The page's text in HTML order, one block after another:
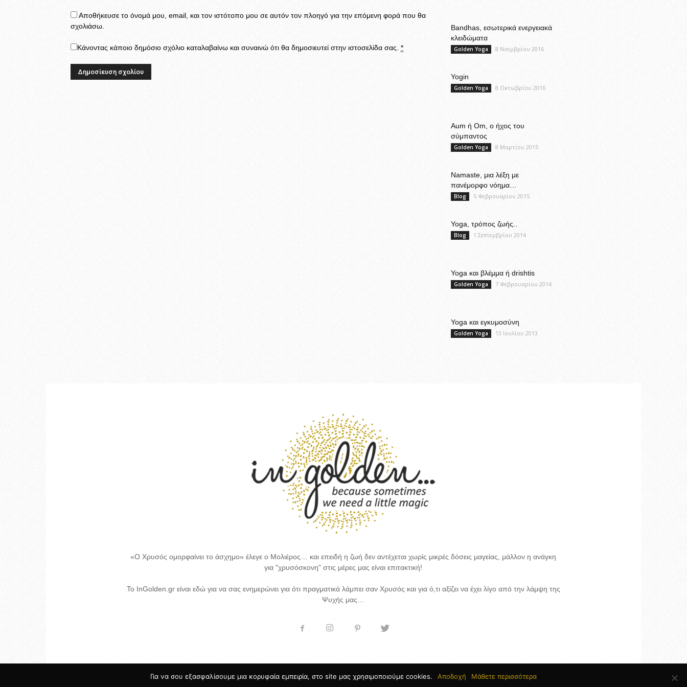
Αποθήκευσε το όνομά μου, email, και τον ιστότοπο μου σε αυτόν τον πλοηγό για την επόμενη φορά που θα
σχολιάσω.
Κάνοντας κάποιο δημόσιο σχόλιο καταλαβαίνω και συναινώ ότι θα δημοσιευτεί στην ιστοσελίδα σας. *
Bandhas, εσωτερικά ενεργειακά
κλειδώματα
Golden Yoga 8 Νοεμβρίου 2016
Yogin
Golden Yoga 8 Οκτωβρίου 2016
Aum ή Om, ο ήχος του
σύμπαντος
Golden Yoga 8 Μαρτίου 2015
Namaste, μια λέξη με
πανέμορφο νόημα…
Blog 5 Φεβρουαρίου 2015
Yoga, τρόπος ζωής..
Blog 1 Σεπτεμβρίου 2014
Yoga και βλέμμα ή drishtis
Golden Yoga 7 Φεβρουαρίου 2014
Yoga και εγκυμοσύνη
Golden Yoga 13 Ιουλίου 2013
«Ο Χρυσός ομορφαίνει το άσχημο» έλεγε ο Μολιέρος… και επειδή η ζωή δεν αντέχεται χωρίς μικρές δόσεις μαγείας, μάλλον η ανάγκη
για "χρυσόσκονη" στις μέρες μας είναι επιτακτική!
Το InGolden.gr είναι εδώ για να σας ενημερώνει για ότι πραγματικά λάμπει σαν Χρυσός και για ό,τι αξίζει να έχει λίγο από την λάμψη της
Ψυχής μας…
Για να σου εξασφαλίσουμε μια κορυφαία εμπειρία, στο site μας χρησιμοποιούμε cookies. Αποδοχή Μάθετε περισσότερα